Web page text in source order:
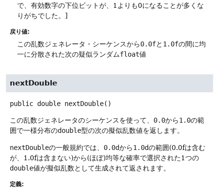
で、有効数字の下位ビットが、1よりも0になることが多くな
りがちでした。]
戻り値:
この乱数ジェネレータ・シーケンスから0.0fと 1.0fの間に均
一に分散された次の疑似ランダムfloat値
nextDouble
public double nextDouble()
この乱数ジェネレータのシーケンスを使って、 0.0から1.0の範
囲で一様分布のdouble型の次の擬似乱数値を返します。
nextDoubleの一般規約では、 0.0dから1.0dの範囲(0.0fは含む
が、1.0fは含まない)から(ほぼ)均等な確率で選択された1つの
double値が擬似乱数として生成されて返されます。
定義: